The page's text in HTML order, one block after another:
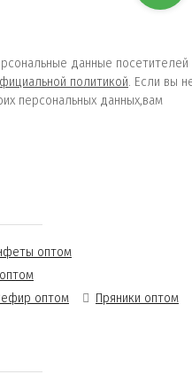
данные посетителей
политикой. Если вы
персональных данных,вам
оптом
оптом Пряники оптом